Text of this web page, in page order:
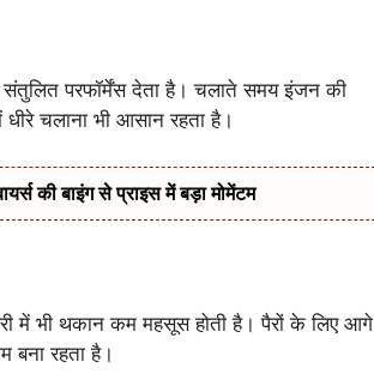
परफॉर्मेंस देता है। चलाते समय इंजन की
चलाना भी आसान रहता है।
की बाइंग से प्राइस में बड़ा मोमेंटम
में भी थकान कम महसूस होती है। पैरों के लिए आगे
बना रहता है।